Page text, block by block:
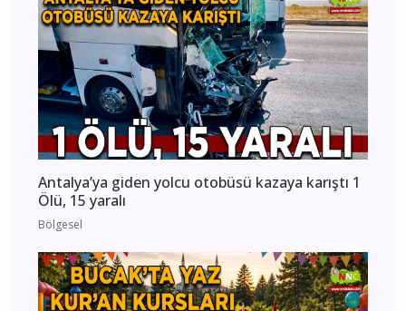
Antalya’ya giden yolcu otobüsü kazaya karıştı 1
Ölü, 15 yaralı
Bölgesel